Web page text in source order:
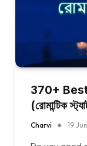
370+
(রোমান্টিক
Charvi 19